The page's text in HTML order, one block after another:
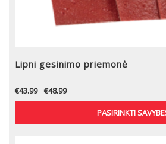
Lipni gesinimo priemonė
€43.99– €48.99
PASIRINKTI